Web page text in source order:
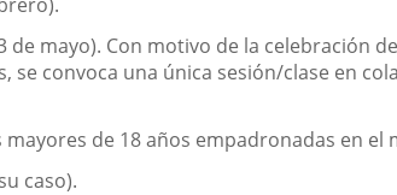
de mayo). Con motivo de la celebración
se convoca una única sesión/clase en
de 18 años empadronadas en el
caso).